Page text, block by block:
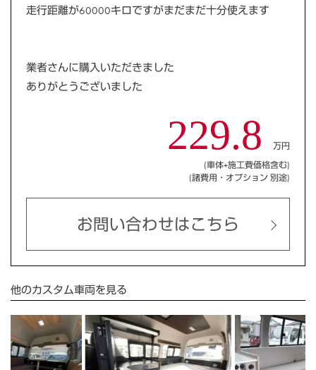
走行距離が60000キロですがまだまだ十分使えます
業者さんに購入いただきました
ありがとうございました
229.8万円
(車体+施工費価格含む)
(諸費用・オプション 別途)
お問い合わせはこちら
他のカスタム車両を見る